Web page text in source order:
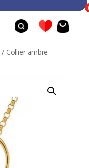
/ Collier ambre